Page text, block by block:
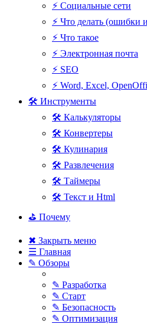
⚡ Социальные сети
⚡ Что делать (ошибки
⚡ Что такое
⚡ Электронная почта
⚡ SEO
⚡ Word, Excel,
🛠 Инструменты
🛠 Калькуляторы
🛠 Конвертеры
🛠 Кулинария
🛠 Развлечения
🛠 Таймеры
🛠 Текст и Html
⛳ Почему
✖ Закрыть меню
☰ Главная
✎ Обзоры
✎ Разработка
✎ Старт
✎ Безопасность
✎ Оптимизация